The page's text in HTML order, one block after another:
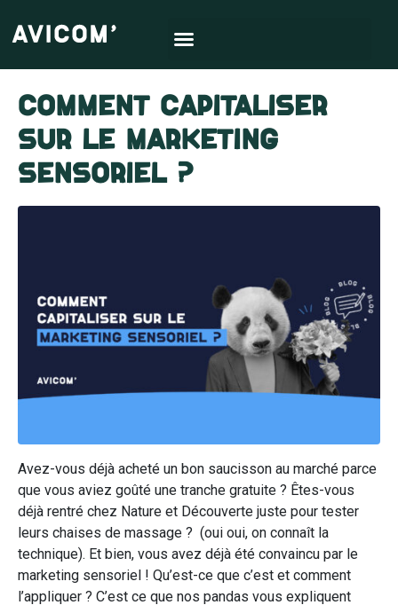
Comment capitaliser
sur le marketing
sensoriel ?
Avez-vous déjà acheté un bon saucisson au marché parce
que vous aviez goûté une tranche gratuite ? Êtes-vous
déjà rentré chez Nature et Découverte juste pour tester
leurs chaises de massage ? (oui oui, on connaît la
technique). Et bien, vous avez déjà été convaincu par le
marketing sensoriel ! Qu’est-ce que c’est et comment
l’appliquer ? C’est ce que nos pandas vous expliquent